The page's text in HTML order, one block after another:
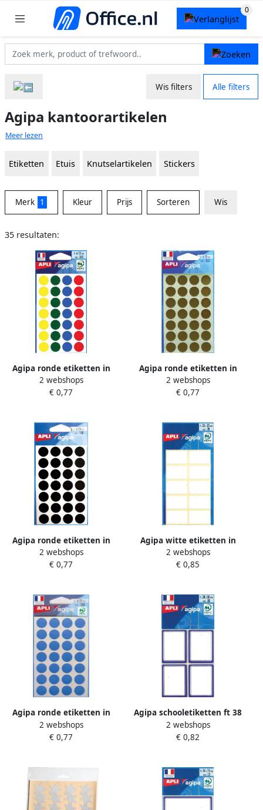
Wis filters Alle filters
Agipa kantoorartikelen
Meer lezen
Etiketten Etuis Knutselartikelen Stickers
Merk 1 Kleur Prijs Sorteren Wis
35 resultaten:
Agipa ronde etiketten in
etui diameter 15 mm
geassorteerde kleuren 140
2 webshops
€ 0,77
Agipa ronde etiketten in
etui diameter 15 mm goud
112 stuks 28 per blad
2 webshops
€ 0,77
Agipa ronde etiketten in
etui diameter 15 mm zwart
168 stuks 28 per blad
2 webshops
€ 0,77
Agipa witte etiketten in
etui ft 20 x 32 mm (b x h) 70
stuks 10 per blad
2 webshops
€ 0,85
Agipa ronde etiketten in
etui diameter 15 mm blauw
168 stuks 28 per blad
2 webshops
€ 0,77
Agipa schooletiketten ft 38
x 50 mm (b x h) 32
etiketten per etui blauwe
2 webshops
€ 0,82